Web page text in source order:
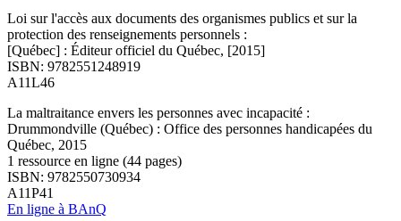
Loi sur l'accès aux documents des organismes publics et sur la
protection des renseignements personnels :
[Québec] : Éditeur officiel du Québec, [2015]
ISBN: 9782551248919
A11L46
La maltraitance envers les personnes avec incapacité :
Drummondville (Québec) : Office des personnes handicapées du
Québec, 2015
1 ressource en ligne (44 pages)
ISBN: 9782550730934
A11P41
En ligne à BAnQ